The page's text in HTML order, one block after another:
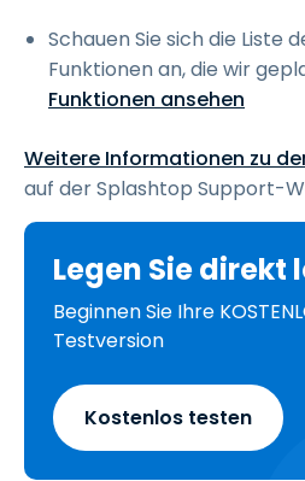
Schauen Sie sich die Liste
Funktionen an, die wir
Funktionen ansehen
Weitere Informationen zu
auf der Splashtop Support-
Legen Sie direkt
Beginnen Sie Ihre
Testversion
Kostenlos testen